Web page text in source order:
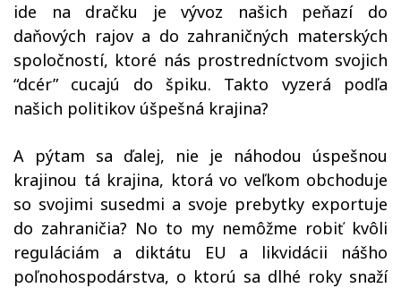
ide na dračku je vývoz našich peňazí do
daňových rajov a do zahraničných materských
spoločností, ktoré nás prostredníctvom svojich
“dcér” cucajú do špiku. Takto vyzerá podľa
našich politikov úšpešná krajina?
A pýtam sa ďalej, nie je náhodou úspešnou
krajinou tá krajina, ktorá vo veľkom obchoduje
so svojimi susedmi a svoje prebytky exportuje
do zahraničia? No to my nemôžme robiť kvôli
reguláciám a diktátu EU a likvidácii nášho
poľnohospodárstva, o ktorú sa dlhé roky snaží